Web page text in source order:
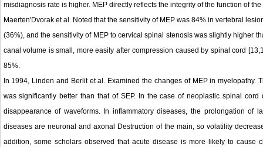
misdiagnosis rate is higher. MEP directly reflects the integrity of the function of
Maerten'Dvorak et al. Noted that the sensitivity of MEP was 84% ​​in vertebral
(36%), and the sensitivity of MEP to cervical spinal stenosis was slightly higher
canal volume is small, more easily after compression caused by spinal cord
85%.
In 1994, Linden and Berlit et al. Examined the changes of MEP in
was significantly better than that of SEP. In the case of neoplastic spinal
disappearance of waveforms. In inflammatory diseases, the prolongation of
diseases are neuronal and axonal Destruction of the main, so volatility
addition, some scholars observed that acute disease is more likely to